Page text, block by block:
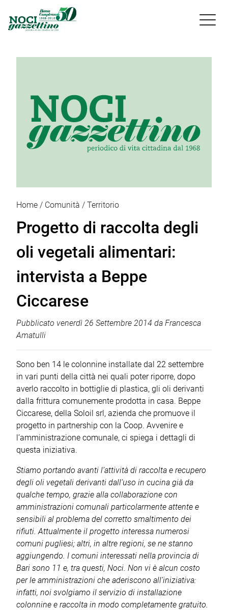

Home Comunità Territorio
Progetto di raccolta degli
oli vegetali alimentari:
intervista a Beppe
Ciccarese
Pubblicato venerdì 26 Settembre 2014 da Francesca
Amatulli
Sono ben 14 le colonnine installate dal 22 settembre
in vari punti della città nei quali poter riporre, dopo
averlo raccolto in bottiglie di plastica, gli oli derivanti
dalla frittura comunemente prodotta in casa. Beppe
Ciccarese, della Soloil srl, azienda che promuove il
progetto in partnership con la Coop. Avvenire e
l’amministrazione comunale, ci spiega i dettagli di
questa iniziativa.
Stiamo portando avanti l’attività di raccolta e recupero
degli oli vegetali derivanti dall’uso in cucina già da
qualche tempo, grazie alla collaborazione con
amministrazioni comunali particolarmente attente e
sensibili al problema del corretto smaltimento dei
rifiuti. Attualmente il progetto interessa numerosi
comuni pugliesi; altri, in altre regioni, se ne stanno
aggiungendo. I comuni interessati nella provincia di
Bari sono 11 e, tra questi, Noci. Non vi è alcun costo
per le amministrazioni che aderiscono all’iniziativa:
infatti, noi svolgiamo il servizio di installazione
colonnine e raccolta in modo completamente gratuito.